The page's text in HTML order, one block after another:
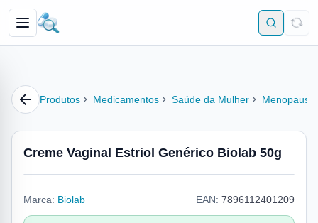
Produtos Medicamentos Saúde da Mulher Menopausa
Creme Vaginal Estriol Genérico Biolab 50g
Marca: Biolab EAN: 7896112401209